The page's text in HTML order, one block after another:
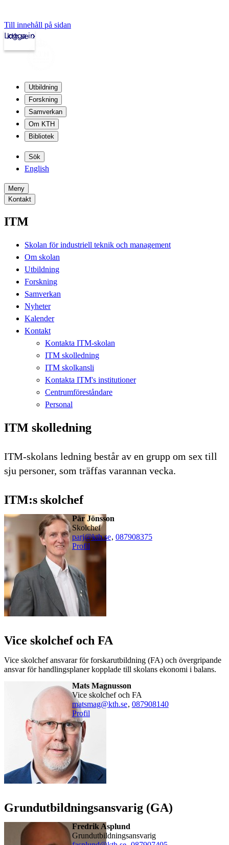
Till innehåll på sidan
kth.se
Logga in
Utbildning
Forskning
Samverkan
Om KTH
Bibliotek
Sök
English
Meny
Kontakt
ITM
Skolan för industriell teknik och management
Om skolan
Utbildning
Forskning
Samverkan
Nyheter
Kalender
Kontakt
Kontakta ITM-skolan
ITM skolledning
ITM skolkansli
Kontakta ITM's institutioner
Centrumföreståndare
Personal
ITM skolledning
ITM-skolans ledning består av en grupp om sex till
sju personer, som träffas varannan vecka.
ITM:s skolchef
Pär Jönsson
Skolchef
parj@kth.se, 087908375
Profil
Vice skolchef och FA
Vice skolchef ansvarar för forskarutbildning (FA) och övergripande
ansvar för handlingsplaner kopplade till skolans ekonomi i balans.
Mats Magnusson
Vice skolchef och FA
matsmag@kth.se, 087908140
Profil
Grundutbildningsansvarig (GA)
Fredrik Asplund
Grundutbildningsansvarig